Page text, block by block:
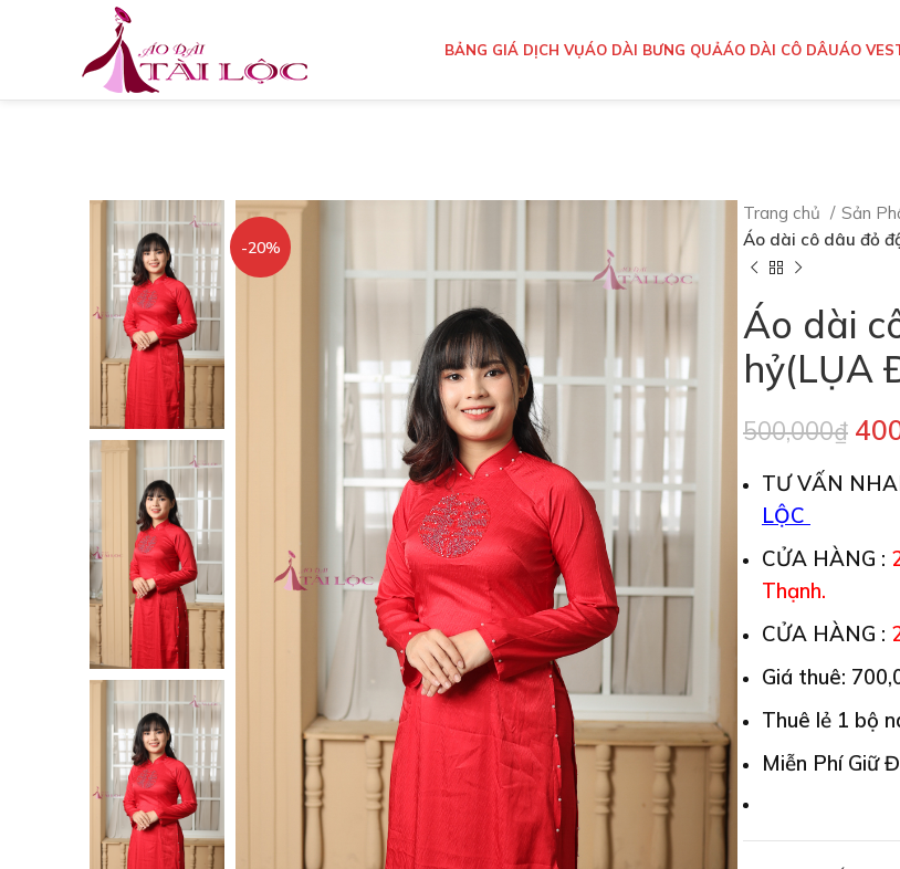
BẢNG GIÁ DỊCH VỤÁO DÀI BƯNG QUẢÁO DÀI CÔ DÂUÁO
-20%
Trang chủ Sản
Áo dài cô dâu đỏ
Áo dài
hỷ(LỤA
500,000₫
TƯ VẤN
LỘC
CỬA HÀNG :
Thạnh.
CỬA HÀNG :
Giá thuê:
Thuê lẻ 1 bộ
Miễn Phí Giữ